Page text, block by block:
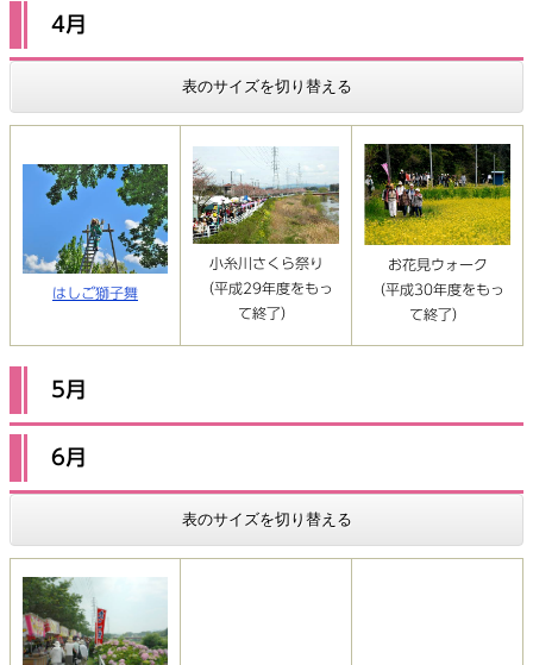
4月
表のサイズを切り替える
はしご獅子舞
小糸川さくら祭り
（平成29年度をもっ
て終了）
お花見ウォーク
（平成30年度をもっ
て終了）
5月
6月
表のサイズを切り替える